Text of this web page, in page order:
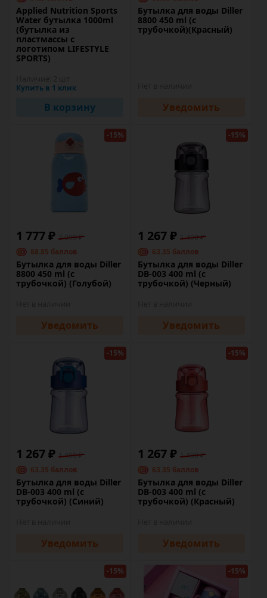
Applied Nutrition Sports
Water бутылка 1000ml
(бутылка из
пластмассы с
логотипом LIFESTYLE
SPORTS)
Купить в 1 клик
В корзину
Бутылка для воды Diller
8800 450 ml (с
трубочкой)(Красный)
Уведомить
-15%
1 777 ₽ 2 090 ₽
88.85 баллов
Бутылка для воды Diller
8800 450 ml (с
трубочкой) (Голубой)
Уведомить
-15%
1 267 ₽ 1 490 ₽
63.35 баллов
Бутылка для воды Diller
DB-003 400 ml (с
трубочкой) (Черный)
Уведомить
-15%
1 267 ₽ 1 490 ₽
63.35 баллов
Бутылка для воды Diller
DB-003 400 ml (с
трубочкой) (Синий)
Уведомить
-15%
1 267 ₽ 1 490 ₽
63.35 баллов
Бутылка для воды Diller
DB-003 400 ml (с
трубочкой) (Красный)
Уведомить
-15% -15%